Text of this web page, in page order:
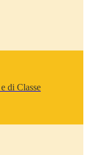
di Classe